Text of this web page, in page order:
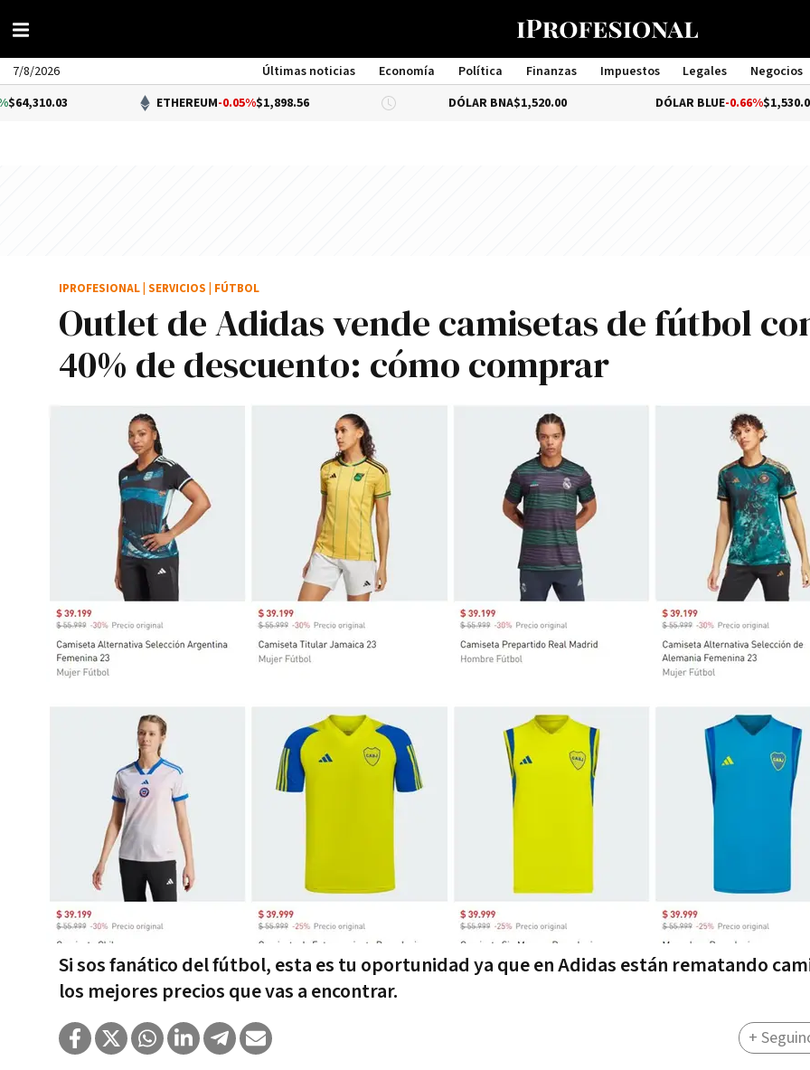
7/8/2026 Últimas noticias Economía Política Finanzas Impuestos Legales
Negocios
Management
ETHEREUM-0.05%$1,898.56 DÓLAR BNA$1,520.00 DÓLAR BLUE-0.66%$1,530.00
Outlet de Adidas vende camisetas de fútbol
40% de descuento: cómo comprar
Si sos fanático del fútbol, esta es tu oportunidad ya que en Adidas están rematando
los mejores precios que vas a encontrar.
IPROFESIONAL SERVICIOS FÚTBOL
+